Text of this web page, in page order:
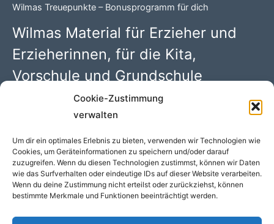
Cookie-Zustimmung
verwalten
Um dir ein optimales Erlebnis zu bieten, verwenden wir Technologien wie
Cookies, um Geräteinformationen zu speichern und/oder darauf
zuzugreifen. Wenn du diesen Technologien zustimmst, können wir Daten
wie das Surfverhalten oder eindeutige IDs auf dieser Website verarbeiten.
Wenn du deine Zustimmung nicht erteilst oder zurückziehst, können
bestimmte Merkmale und Funktionen beeinträchtigt werden.
Wilmas Treuepunkte – Bonusprogramm für dich
Wilmas Material für Erzieher und
Erzieherinnen, für die Kita,
Vorschule und Grundschule
Wilma Wochenwurm PDFs mit 100 kreativen Kindergarten
Ideen. Begleitmaterial zu den Kinderbüchern rund um
„Lerngeschichten mit Wilma Wochenwurm“ von Susanne
Bohne (Hallo liebe Wolke)